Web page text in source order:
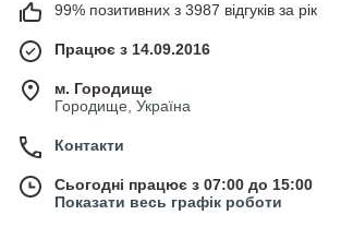
99% позитивних з 3987 відгуків за рік
Працює з 14.09.2016
м. Городище
Городище, Україна
Контакти
Сьогодні працює з 07:00 до 15:00
Показати весь графік роботи